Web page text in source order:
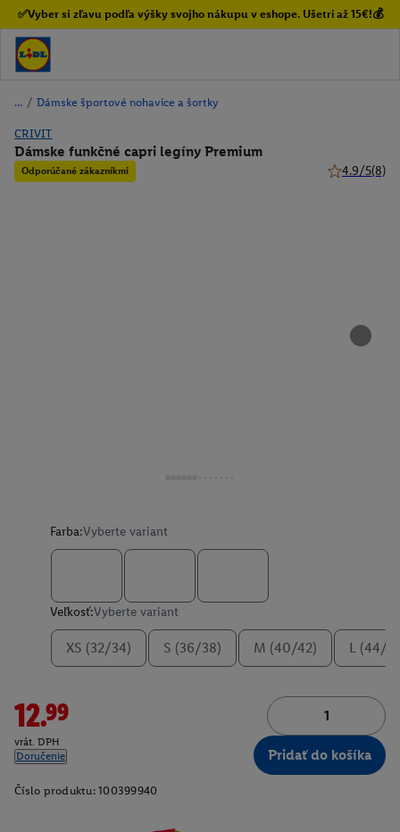
✅Vyber si zľavu podľa výšky svojho nákupu v eshope. Ušetri až 15€!💰
/ Dámske športové nohavice a šortky
CRIVIT
Dámske funkčné capri legíny Premium
Odporúčané zákazníkmi 4.9/5(8)
Farba:Vyberte variant
Veľkosť:Vyberte variant
XS (32/34) S (36/38) M (40/42) L (44/
12.99
vrát. DPH
Doručenie
Pridať do košíka
Číslo produktu: 100399940